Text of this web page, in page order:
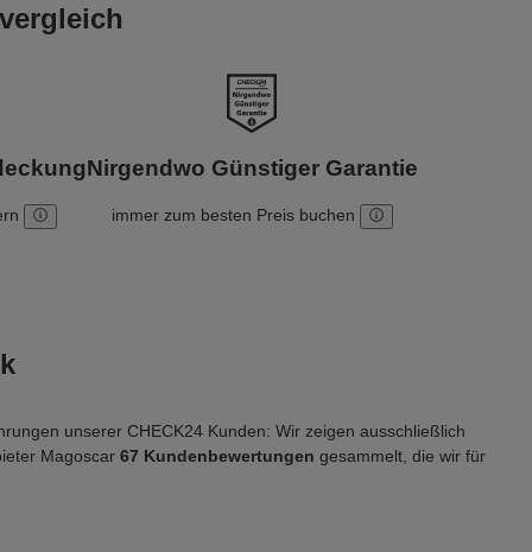
Nirgendwo Günstiger Garantie
immer zum besten Preis buchen
unserer CHECK24 Kunden: Wir zeigen ausschließlich
Magoscar 67 Kundenbewertungen gesammelt, die wir für